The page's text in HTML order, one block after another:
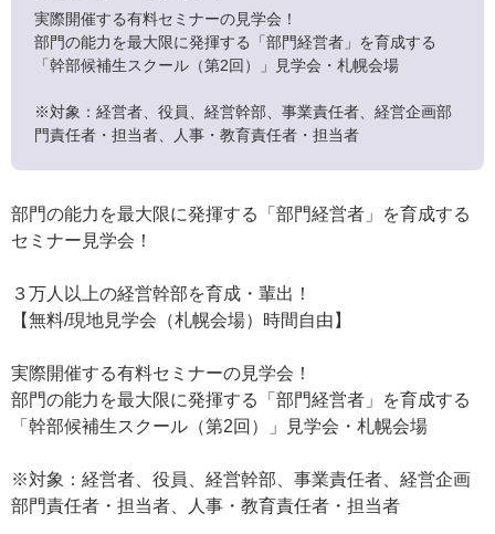
実際開催する有料セミナーの見学会！
部門の能力を最大限に発揮する「部門経営者」を育成する
「幹部候補生スクール（第2回）」見学会・札幌会場
※対象：経営者、役員、経営幹部、事業責任者、経営企画部
門責任者・担当者、人事・教育責任者・担当者
部門の能力を最大限に発揮する「部門経営者」を育成する
セミナー見学会！
３万人以上の経営幹部を育成・輩出！
【無料/現地見学会（札幌会場）時間自由】
実際開催する有料セミナーの見学会！
部門の能力を最大限に発揮する「部門経営者」を育成する
「幹部候補生スクール（第2回）」見学会・札幌会場
※対象：経営者、役員、経営幹部、事業責任者、経営企画
部門責任者・担当者、人事・教育責任者・担当者